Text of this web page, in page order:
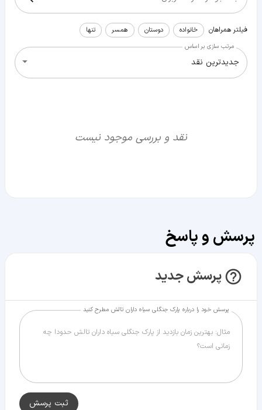
فیلتر همراهان خانواده دوستان همسر تنها
مرتب سازی بر اساس
جدیدترین نقد
نقد و بررسی موجود نیست
پرسش و پاسخ
پرسش جدید
پرسش خود را درباره پارک جنگلی سیاه داران تالش مطرح کنید
ثبت پرسش